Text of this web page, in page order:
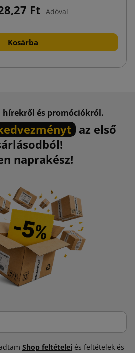
Ft Adóval
Kosárba
hírekről és promóciókról.
az első
naprakész!
Shop feltételei és feltételek és